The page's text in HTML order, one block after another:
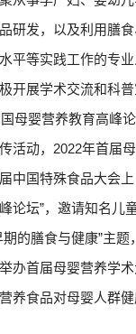
研发，以及利用膳
平等实践工作的专
开展学术交流和科
母婴营养教育高峰
活动，2022年首届
中国特殊食品大会上
论坛”，邀请知名儿
的膳食与健康”主
办首届母婴营养学
养食品对母婴人群健